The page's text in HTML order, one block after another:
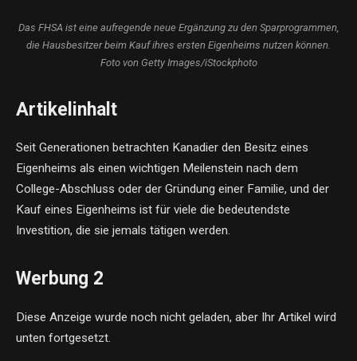
Das FHSA ist eine aufregende neue Ergänzung zu den Sparprogrammen,
die Hausbesitzer beim Kauf ihres ersten Eigenheims nutzen können.
Foto von Getty Images/iStockphoto
Artikelinhalt
Seit Generationen betrachten Kanadier den Besitz eines
Eigenheims als einen wichtigen Meilenstein nach dem
College-Abschluss oder der Gründung einer Familie, und der
Kauf eines Eigenheims ist für viele die bedeutendste
Investition, die sie jemals tätigen werden.
Werbung 2
Diese Anzeige wurde noch nicht geladen, aber Ihr Artikel wird
unten fortgesetzt.